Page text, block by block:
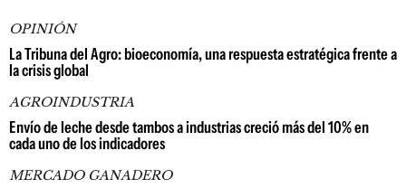
OPINIÓN
La Tribuna del Agro: bioeconomía, una respuesta estratégica frente a
la crisis global
AGROINDUSTRIA
Envío de leche desde tambos a industrias creció más del 10% en
cada uno de los indicadores
MERCADO GANADERO